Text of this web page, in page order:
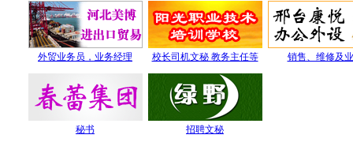
外贸业务员，业务经理 校长司机文秘 教务主任等 销售、维修及
秘书 招聘文秘